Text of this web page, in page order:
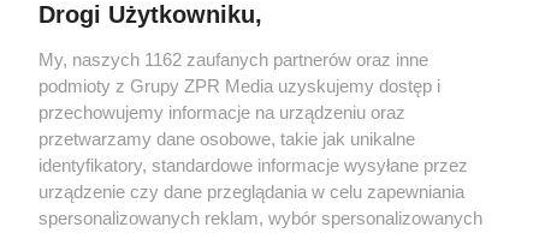
Drogi Użytkowniku,
My, naszych 1162 zaufanych partnerów oraz inne
podmioty z Grupy ZPR Media uzyskujemy dostęp i
przechowujemy informacje na urządzeniu oraz
przetwarzamy dane osobowe, takie jak unikalne
identyfikatory, standardowe informacje wysyłane przez
urządzenie czy dane przeglądania w celu zapewniania
spersonalizowanych reklam, wybór spersonalizowanych